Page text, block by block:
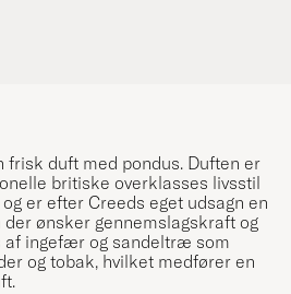
frisk duft med pondus. Duften er
britiske overklasses livsstil
er efter Creeds eget udsagn en
ønsker gennemslagskraft og
af ingefær og sandeltræ som
og tobak, hvilket medfører en